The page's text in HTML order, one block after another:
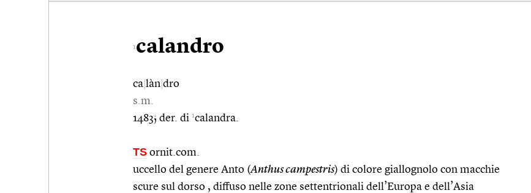
1calandro
ca làn dro
s.m.
1483; der. di 1calandra.
TS ornit.com.
uccello del genere Anto (Anthus campestris) di colore giallognolo con macchie
scure sul dorso , diffuso nelle zone settentrionali dell’Europa e dell’Asia